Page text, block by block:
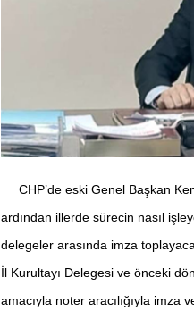
CHP’de eski Genel Başkan
ardından illerde sürecin nasıl
delegeler arasında imza
İl Kurultayı Delegesi ve önceki
amacıyla noter aracılığıyla imza